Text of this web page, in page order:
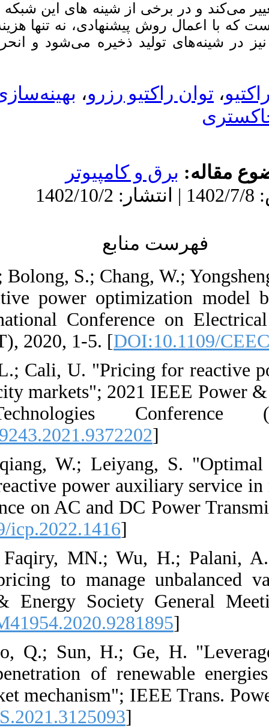
توزیع ژنراتور قرار داده شده
راکتیو کمینه می‌گردد،
شینه‌ها نیز کمینه
تنظیم ولتاژ،
1. [1] Zhongming,
"Multi-objective
pricing"; 2020
Technologies
2. [2] Stekli, J.;
in distribution
Smart Grid
[DOI:10.1109/
3. [3] Yang, Q.;
network
International
1381-7. [
4. [4] Edmonds,
locational
2020 IEEE
[DOI:10.1109/
5. [5] Jiang, M.;
service under
obligation-based
[DOI:10.1109/
RefWorks
Bagheri M, Eslami R.
Reactive power pricing to
ieijqp 2023; 12 (4) :46-55
URL:http://ieijqp.ir/article-
بهره‌برداری از شبکه توزیع.
نشریه کیفیت و بهره وری
۱۲ (۴) :۴۶-۵۵